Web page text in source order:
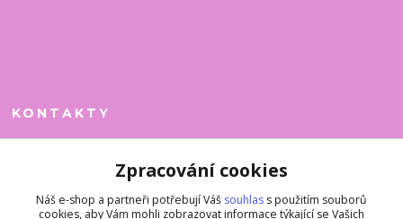
KONTAKTY
+420 731 390 323Zpracování cookies
Náš e-shop a partneři potřebují Váš souhlas s použitím souborů
cookies, aby Vám mohli zobrazovat informace týkající se Vašich